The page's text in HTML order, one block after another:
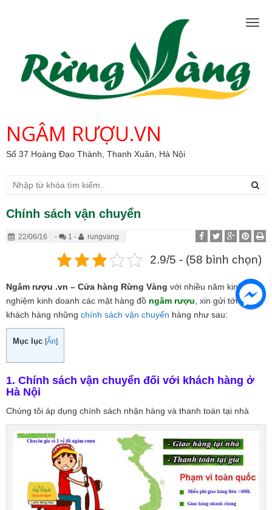
NGÂM RƯỢU.VN
Số 37 Hoàng Đạo Thành, Thanh Xuân, Hà Nội
Chính sách vận chuyển
22/06/16 - 1 - rungvang
2.9/5 - (58 bình chọn)
Ngâm rượu .vn – Cửa hàng Rừng Vàng với nhiều năm kinh
nghiệm kinh doanh các mặt hàng đồ ngâm rượu , xin gửi tới quý
khách hàng những chính sách vận chuyển hàng như sau:
Mục lục [Ẩn]
1. Chính sách vận chuyển đối với khách hàng ở
Hà Nội
Chúng tôi áp dụng chính sách nhận hàng và thanh toán tại nhà